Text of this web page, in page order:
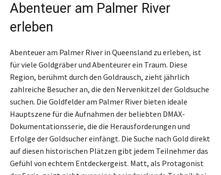
Abenteuer am Palmer River
erleben
Abenteuer am Palmer River in Queensland zu erleben, ist
für viele Goldgräber und Abenteurer ein Traum. Diese
Region, berühmt durch den Goldrausch, zieht jährlich
zahlreiche Besucher an, die den Nervenkitzel der Goldsuche
suchen. Die Goldfelder am Palmer River bieten ideale
Hauptszene für die Aufnahmen der beliebten DMAX-
Dokumentationsserie, die die Herausforderungen und
Erfolge der Goldsucher einfängt. Die Suche nach Gold direkt
auf diesen historischen Plätzen gibt jedem Teilnehmer das
Gefühl von echtem Entdeckergeist. Matt, als Protagonist